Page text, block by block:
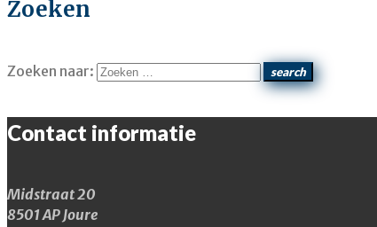
Zoeken
Zoeken naar: search
Contact informatie
Midstraat 20
8501 AP Joure